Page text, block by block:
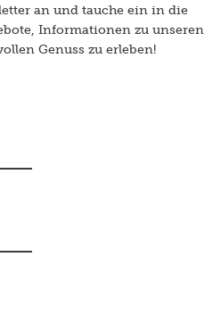
an und tauche ein in die
Informationen zu unseren
Genuss zu erleben!